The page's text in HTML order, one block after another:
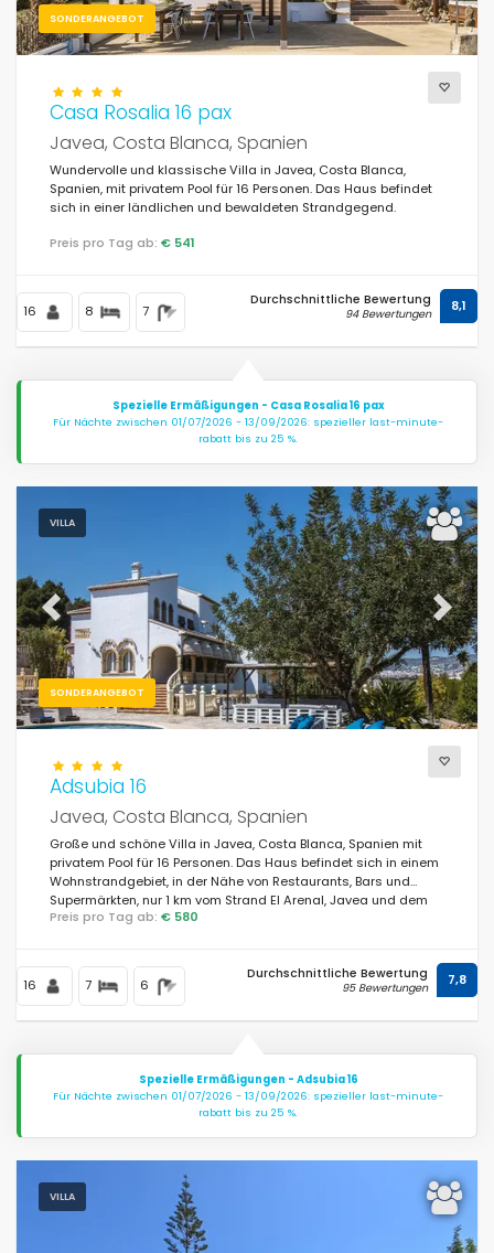
SONDERANGEBOT
Casa Rosalia 16 pax
Javea, Costa Blanca, Spanien
Wundervolle und klassische Villa in Javea, Costa Blanca,
Spanien, mit privatem Pool für 16 Personen. Das Haus befindet
sich in einer ländlichen und bewaldeten Strandgegend.
Preis pro Tag ab: € 541
16 8 7
Durchschnittliche Bewertung
94 Bewertungen 8,1
Spezielle Ermäßigungen - Casa Rosalia 16 pax
Für Nächte zwischen 01/07/2026 - 13/09/2026: spezieller last-minute-
rabatt bis zu 25 %.
VILLA
SONDERANGEBOT
Previous Next
Adsubia 16
Javea, Costa Blanca, Spanien
Große und schöne Villa in Javea, Costa Blanca, Spanien mit
privatem Pool für 16 Personen. Das Haus befindet sich in einem
Wohnstrandgebiet, in der Nähe von Restaurants, Bars und
Supermärkten, nur 1 km vom Strand El Arenal, Javea und dem
Mittelmeer entfernt.
Preis pro Tag ab: € 580
16 7 6
Durchschnittliche Bewertung
95 Bewertungen 7,8
Spezielle Ermäßigungen - Adsubia 16
Für Nächte zwischen 01/07/2026 - 13/09/2026: spezieller last-minute-
rabatt bis zu 25 %.
VILLA